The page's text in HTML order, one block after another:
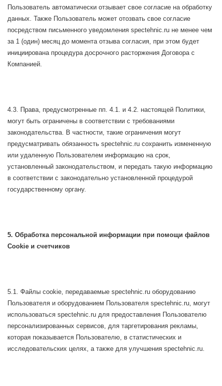
Пользователь автоматически отзывает свое согласие на обработку
данных. Также Пользователь может отозвать свое согласие
посредством письменного уведомления spectehnic.ru не менее чем
за 1 (один) месяц до момента отзыва согласия, при этом будет
инициирована процедура досрочного расторжения Договора с
Компанией.
4.3. Права, предусмотренные пп. 4.1. и 4.2. настоящей Политики,
могут быть ограничены в соответствии с требованиями
законодательства. В частности, такие ограничения могут
предусматривать обязанность spectehnic.ru сохранить измененную
или удаленную Пользователем информацию на срок,
установленный законодательством, и передать такую информацию
в соответствии с законодательно установленной процедурой
государственному органу.
5. Обработка персональной информации при помощи файлов
Cookie и счетчиков
5.1. Файлы cookie, передаваемые spectehnic.ru оборудованию
Пользователя и оборудованием Пользователя spectehnic.ru, могут
использоваться spectehnic.ru для предоставления Пользователю
персонализированных сервисов, для таргетирования рекламы,
которая показывается Пользователю, в статистических и
исследовательских целях, а также для улучшения spectehnic.ru.